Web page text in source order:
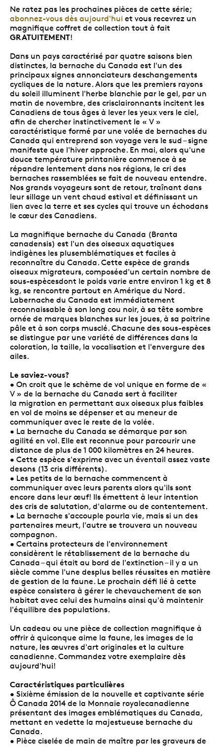
Ne ratez pas les prochaines pièces de cette série;
abonnez-vous dès aujourd'hui et vous recevrez un
magnifique coffret de collection tout à fait
GRATUITEMENT!
Dans un pays caractérisé par quatre saisons bien
distinctes, la bernache du Canada est l'un des
principaux signes annonciateurs deschangements
cycliques de la nature. Alors que les premiers rayons
du soleil illuminent l'herbe blanchie par le gel, par un
matin de novembre, des crisclaironnants incitent les
Canadiens de tous âges à lever les yeux vers le ciel,
afin de chercher instinctivement le « V »
caractéristique formé par une volée de bernaches du
Canada qui entreprend son voyage vers le sud – signe
manifeste que l'hiver approche. En mai, alors qu'une
douce température printanière commence à se
répandre lentement dans nos régions, le cri des
bernaches rassemblées se fait de nouveau entendre.
Nos grands voyageurs sont de retour, traînant dans
leur sillage un vent chaud estival et définissant un
lien avec la terre et ses cycles qui trouve un échodans
le cœur des Canadiens.
La magnifique bernache du Canada (Branta
canadensis) est l'un des oiseaux aquatiques
indigènes les plusemblématiques et faciles à
reconnaître du Canada. Cette espèce de grands
oiseaux migrateurs, composéed'un certain nombre de
sous-espècesdont le poids varie entre environ 1 kg et 8
kg, se rencontre partout en Amérique du Nord.
Labernache du Canada est immédiatement
reconnaissable à son long cou noir, à sa tête sombre
ornée de marques blanches sur les joues, à sa poitrine
pâle et à son corps musclé. Chacune des sous-espèces
se distingue par une variété de différences dans la
coloration, la taille, la vocalisation et l'envergure des
ailes.
Le saviez-vous?
• On croit que le schème de vol unique en forme de «
V » de la bernache du Canada sert à faciliter
la migration en permettant aux oiseaux plus faibles
en vol de moins se dépenser et au meneur de
communiquer avec le reste de la volée.
• La bernache du Canada se démarque par son
agilité en vol. Elle est reconnue pour parcourir une
distance de plus de 1 000 kilomètres en 24 heures.
• Cette espèce s'exprime avec un éventail assez vaste
desons (13 cris différents).
• Les petits de la bernache commencent à
communiquer avec leurs parents alors qu'ils sont
encore dans leur œuf! Ils émettent à leur intention
des cris de salutation, d'alarme ou de contentement.
• La bernache s'accouple pourla vie, mais si un des
partenaires meurt, l'autre se trouvera un nouveau
compagnon.
• Certains protecteurs de l'environnement
considèrent le rétablissement de la bernache du
Canada – qui était au bord de l'extinction – il y a un
siècle comme l'une desplus belles réussites en matière
de gestion de la faune. Le prochain défi lié à cette
espèce consistera à gérer le chevauchement de son
habitat avec celui des humains ainsi qu'à maintenir
l'équilibre des populations.
Un cadeau ou une pièce de collection magnifique à
offrir à quiconque aime la faune, les images de la
nature, les œuvres d'art originales et la culture
canadienne. Commandez votre exemplaire dès
aujourd'hui!
Caractéristiques particulières
• Sixième émission de la nouvelle et captivante série
Ô Canada 2014 de la Monnaie royalecanadienne
présentant des images emblématiques du Canada,
mettant en vedette la majestueuse bernache du
Canada.
• Pièce ciselée de main de maître par les graveurs de